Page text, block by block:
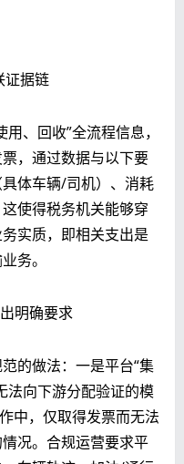
证据链
、回收”全流程信息，
，通过数据与以下要
体车辆/司机）、消耗
使得税务机关能够穿
实质，即相关支出是
务。
明确要求
的做法：一是平台“集
法向下游分配验证的模
中，仅取得发票而无法
况。合规运营要求平